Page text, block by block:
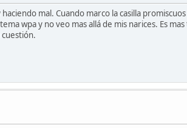
mal. Cuando marco la casilla
wpa y no veo mas allá de mis narices. Es